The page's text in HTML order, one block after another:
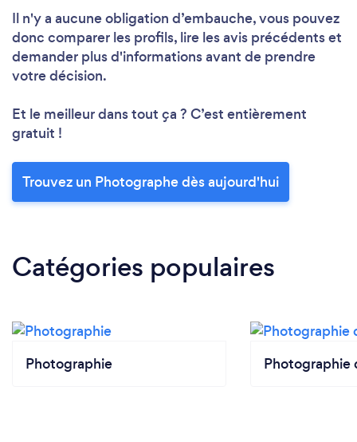
Il n'y a aucune obligation d’embauche, vous pouvez
donc comparer les profils, lire les avis précédents et
demander plus d'informations avant de prendre
votre décision.
Et le meilleur dans tout ça ? C’est entièrement
gratuit !
Trouvez un Photographe dès aujourd'hui
Catégories populaires
Photographie Photographie